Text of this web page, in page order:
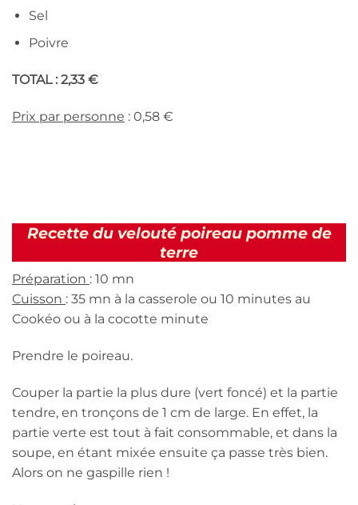
Sel
Poivre
TOTAL : 2,33 €
Prix par personne : 0,58 €
Recette du velouté poireau pomme de
terre
Préparation : 10 mn
Cuisson : 35 mn à la casserole ou 10 minutes au
Cookéo ou à la cocotte minute
Prendre le poireau.
Couper la partie la plus dure (vert foncé) et la partie
tendre, en tronçons de 1 cm de large. En effet, la
partie verte est tout à fait consommable, et dans la
soupe, en étant mixée ensuite ça passe très bien.
Alors on ne gaspille rien !